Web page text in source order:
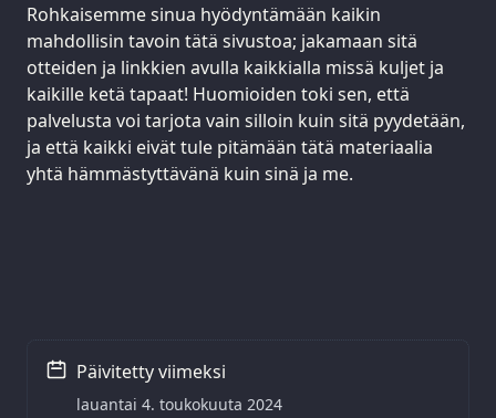
Rohkaisemme sinua hyödyntämään kaikin
mahdollisin tavoin tätä sivustoa; jakamaan sitä
otteiden ja linkkien avulla kaikkialla missä kuljet ja
kaikille ketä tapaat! Huomioiden toki sen, että
palvelusta voi tarjota vain silloin kuin sitä pyydetään,
ja että kaikki eivät tule pitämään tätä materiaalia
yhtä hämmästyttävänä kuin sinä ja me.
Päivitetty viimeksi
lauantai 4. toukokuuta 2024